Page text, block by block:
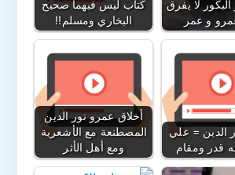
كتاب ليس فيهما صحيح
البخاري ومسلم!!
البكور لا يفرق
و عمر
أخلاق عمرو نور الدين
المصطنعة مع الأشعرية
ومع أهل الأثر
الدين = علي
قدر ومقام